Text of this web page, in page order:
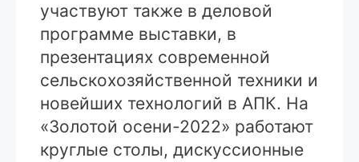
участвуют также в деловой
программе выставки, в
презентациях современной
сельскохозяйственной техники и
новейших технологий в АПК. На
«Золотой осени-2022» работают
круглые столы, дискуссионные